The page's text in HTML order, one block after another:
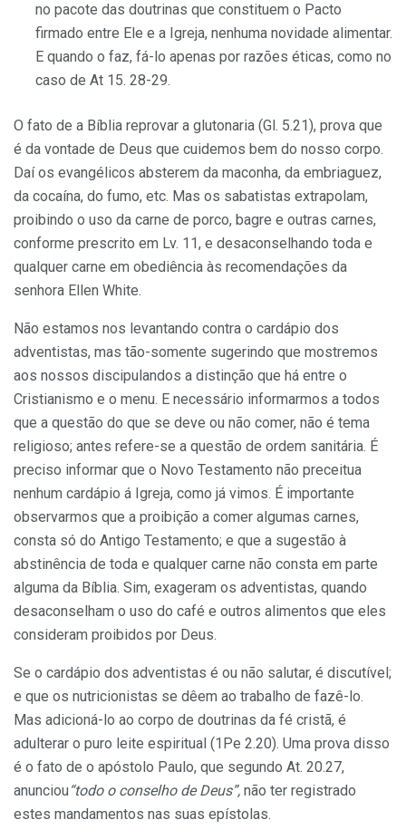
no pacote das doutrinas que constituem o Pacto
firmado entre Ele e a Igreja, nenhuma novidade alimentar.
E quando o faz, fá-lo apenas por razões éticas, como no
caso de At 15. 28-29.
O fato de a Bíblia reprovar a glutonaria (Gl. 5.21), prova que
é da vontade de Deus que cuidemos bem do nosso corpo.
Daí os evangélicos absterem da maconha, da embriaguez,
da cocaína, do fumo, etc. Mas os sabatistas extrapolam,
proibindo o uso da carne de porco, bagre e outras carnes,
conforme prescrito em Lv. 11, e desaconselhando toda e
qualquer carne em obediência às recomendações da
senhora Ellen White.
Não estamos nos levantando contra o cardápio dos
adventistas, mas tão-somente sugerindo que mostremos
aos nossos discipulandos a distinção que há entre o
Cristianismo e o menu. E necessário informarmos a todos
que a questão do que se deve ou não comer, não é tema
religioso; antes refere-se a questão de ordem sanitária. É
preciso informar que o Novo Testamento não preceitua
nenhum cardápio á Igreja, como já vimos. É importante
observarmos que a proibição a comer algumas carnes,
consta só do Antigo Testamento; e que a sugestão à
abstinência de toda e qualquer carne não consta em parte
alguma da Bíblia. Sim, exageram os adventistas, quando
desaconselham o uso do café e outros alimentos que eles
consideram proibidos por Deus.
Se o cardápio dos adventistas é ou não salutar, é discutível;
e que os nutricionistas se dêem ao trabalho de fazê-lo.
Mas adicioná-lo ao corpo de doutrinas da fé cristã, é
adulterar o puro leite espiritual (1Pe 2.20). Uma prova disso
é o fato de o apóstolo Paulo, que segundo At. 20.27,
anunciou “todo o conselho de Deus”, não ter registrado
estes mandamentos nas suas epístolas.